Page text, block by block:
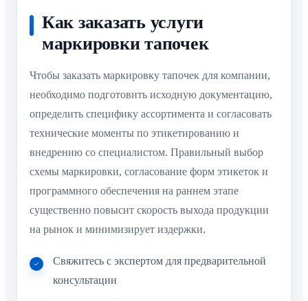
Как заказать услуги
маркировки тапочек
Чтобы заказать маркировку тапочек для компании,
необходимо подготовить исходную документацию,
определить специфику ассортимента и согласовать
технические моменты по этикетированию и
внедрению со специалистом. Правильный выбор
схемы маркировки, согласование форм этикеток и
программного обеспечения на раннем этапе
существенно повысит скорость выхода продукции
на рынок и минимизирует издержки.
Свяжитесь с экспертом для предварительной
консультации